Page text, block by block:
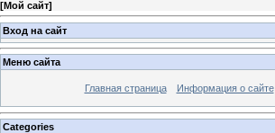
[Мой сайт]
Вход на сайт
Меню сайта
Главная страница Информация о сайте
Categories